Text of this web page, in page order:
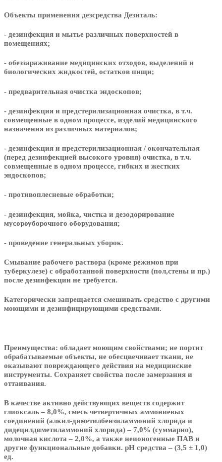
Объекты применения дезсредства Дезиталь:
- дезинфекция и мытье различных поверхностей в
помещениях;
- обеззараживание медицинских отходов, выделений и
биологических жидкостей, остатков пищи;
- предварительная очистка эндоскопов;
- дезинфекция и предстерилизационная очистка, в т.ч.
совмещенные в одном процессе, изделий медицинского
назначения из различных материалов;
- дезинфекция и предстерилизационная / окончательная
(перед дезинфекцией высокого уровня) очистка, в т.ч.
совмещенные в одном процессе, гибких и жестких
эндоскопов;
- противоплесневые обработки;
- дезинфекция, мойка, чистка и дезодорирование
мусороуборочного оборудования;
- проведение генеральных уборок.
Смывание рабочего раствора (кроме режимов при
туберкулезе) с обработанной поверхности (пол,стены и пр.)
после дезинфекции не требуется.
Категорически запрещается смешивать средство с другими
моющими и дезинфицирующими средствами.
Преимущества: обладает моющим свойствами; не портит
обрабатываемые объекты, не обесцвечивает ткани, не
оказывают повреждающего действия на медицинские
инструменты. Сохраняет свойства после замерзания и
оттаивания.
В качестве активно действующих веществ содержит
глиоксаль – 8,0%, смесь четвертичных аммониевых
соединений (алкил-диметилбензиламмоний хлорида и
дидецилдиметиламмоний хлорида) – 7,0% (суммарно),
молочная кислота – 2,0%, а также неионогенные ПАВ и
другие функциональные добавки. pH средства – (3,5 ± 1,0)
ед.